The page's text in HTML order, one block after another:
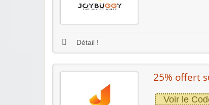
Détail !
25% offert
Voir le